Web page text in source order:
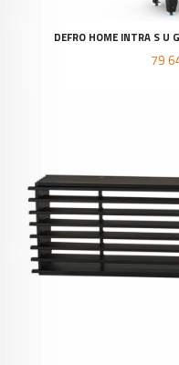
DEFRO HOME INTRA S U
79